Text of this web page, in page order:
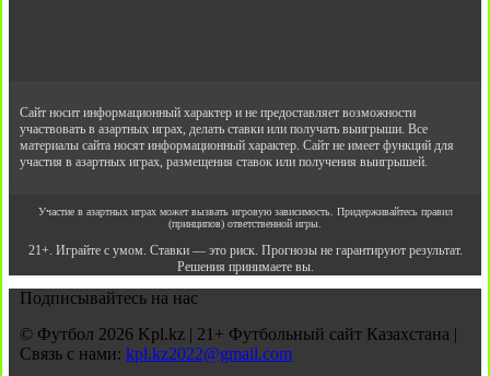
Сайт носит информационный характер и не предоставляет возможности
участвовать в азартных играх, делать ставки или получать выигрыши. Все
материалы сайта носят информационный характер. Сайт не имеет функций для
участия в азартных играх, размещения ставок или получения выигрышей.
Участие в азартных играх может вызвать игровую зависимость. Придерживайтесь правил
(принципов) ответственной игры.
21+. Играйте с умом. Ставки — это риск. Прогнозы не гарантируют результат.
Решения принимаете вы.
Подписывайтесь на нас
© Футбол 2026 Kpl.kz | 21+ Футбольный сайт Казахстана |
Связь с нами: kpl.kz2022@gmail.com